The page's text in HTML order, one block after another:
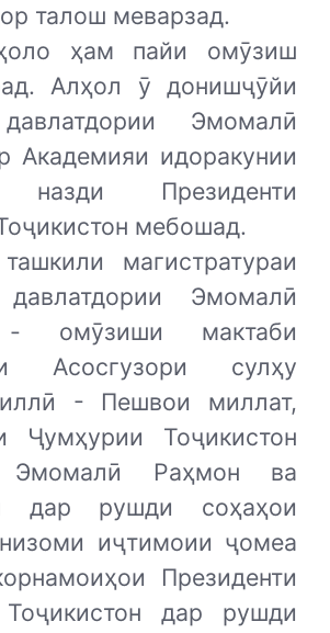
талош меварзад.
ҳам пайи омӯзиш
Алҳол ӯ донишҷӯйи
Эмомалӣ
Академияи идоракунии
назди Президенти
мебошад.
магистратураи
Эмомалӣ
- омӯзиши мактаби
Асосгузори сулҳу
- Пешвои миллат,
Ҷумҳурии Тоҷикистон
Эмомалӣ Раҳмон ва
дар рушди соҳаҳои
низоми иҷтимоии ҷомеа
Президенти
дар рушди